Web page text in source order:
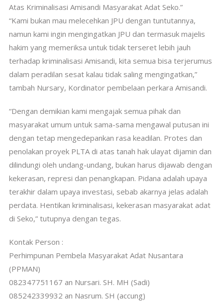
Atas Kriminalisasi Amisandi Masyarakat Adat Seko.”
“Kami bukan mau melecehkan JPU dengan tuntutannya,
namun kami ingin mengingatkan JPU dan termasuk majelis
hakim yang memeriksa untuk tidak terseret lebih jauh
terhadap kriminalisasi Amisandi, kita semua bisa terjerumus
dalam peradilan sesat kalau tidak saling mengingatkan,”
tambah Nursary, Kordinator pembelaan perkara Amisandi.
“Dengan demikian kami mengajak semua pihak dan
masyarakat umum untuk sama-sama mengawal putusan ini
dengan tetap mengedepankan rasa keadilan. Protes dan
penolakan proyek PLTA di atas tanah hak ulayat dijamin dan
dilindungi oleh undang-undang, bukan harus dijawab dengan
kekerasan, represi dan penangkapan. Pidana adalah upaya
terakhir dalam upaya investasi, sebab akarnya jelas adalah
perdata. Hentikan kriminalisasi, kekerasan masyarakat adat
di Seko,” tutupnya dengan tegas.
Kontak Person :
Perhimpunan Pembela Masyarakat Adat Nusantara
(PPMAN)
082347751167 an Nursari. SH. MH (Sadi)
085242339932 an Nasrum. SH (accung)